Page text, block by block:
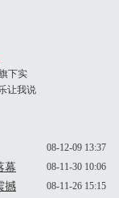
下实
让我说
08-12-09 13:37
08-11-30 10:06
幕
08-11-26 15:15
撼